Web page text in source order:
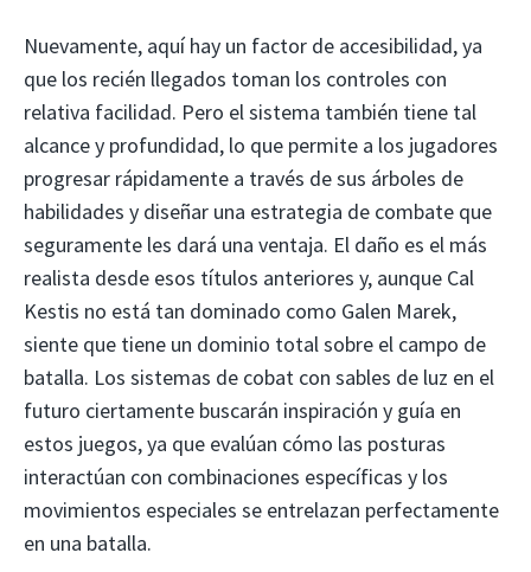
Nuevamente, aquí hay un factor de accesibilidad, ya
que los recién llegados toman los controles con
relativa facilidad. Pero el sistema también tiene tal
alcance y profundidad, lo que permite a los jugadores
progresar rápidamente a través de sus árboles de
habilidades y diseñar una estrategia de combate que
seguramente les dará una ventaja. El daño es el más
realista desde esos títulos anteriores y, aunque Cal
Kestis no está tan dominado como Galen Marek,
siente que tiene un dominio total sobre el campo de
batalla. Los sistemas de cobat con sables de luz en el
futuro ciertamente buscarán inspiración y guía en
estos juegos, ya que evalúan cómo las posturas
interactúan con combinaciones específicas y los
movimientos especiales se entrelazan perfectamente
en una batalla.